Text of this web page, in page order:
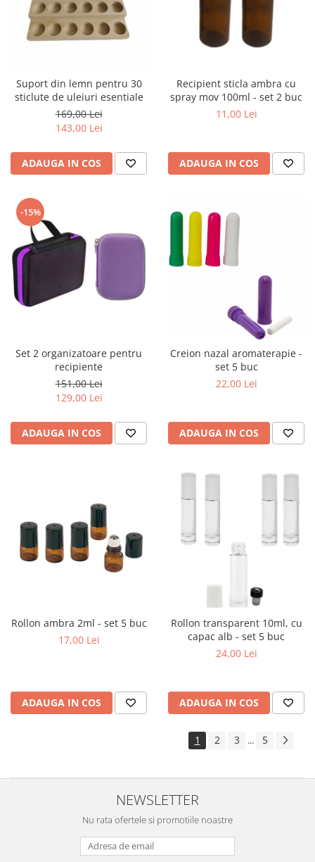
Suport din lemn pentru 30
sticlute de uleiuri esentiale
169,00 Lei
143,00 Lei
ADAUGA IN COS
Recipient sticla ambra cu
spray mov 100ml - set 2 buc
11,00 Lei
ADAUGA IN COS
-15%
Set 2 organizatoare pentru
recipiente
151,00 Lei
129,00 Lei
ADAUGA IN COS
Creion nazal aromaterapie -
set 5 buc
22,00 Lei
ADAUGA IN COS
Rollon ambra 2ml - set 5 buc
17,00 Lei
ADAUGA IN COS
Rollon transparent 10ml, cu
capac alb - set 5 buc
24,00 Lei
ADAUGA IN COS
1 2 3 ... 5
NEWSLETTER
Nu rata ofertele si promotiile noastre